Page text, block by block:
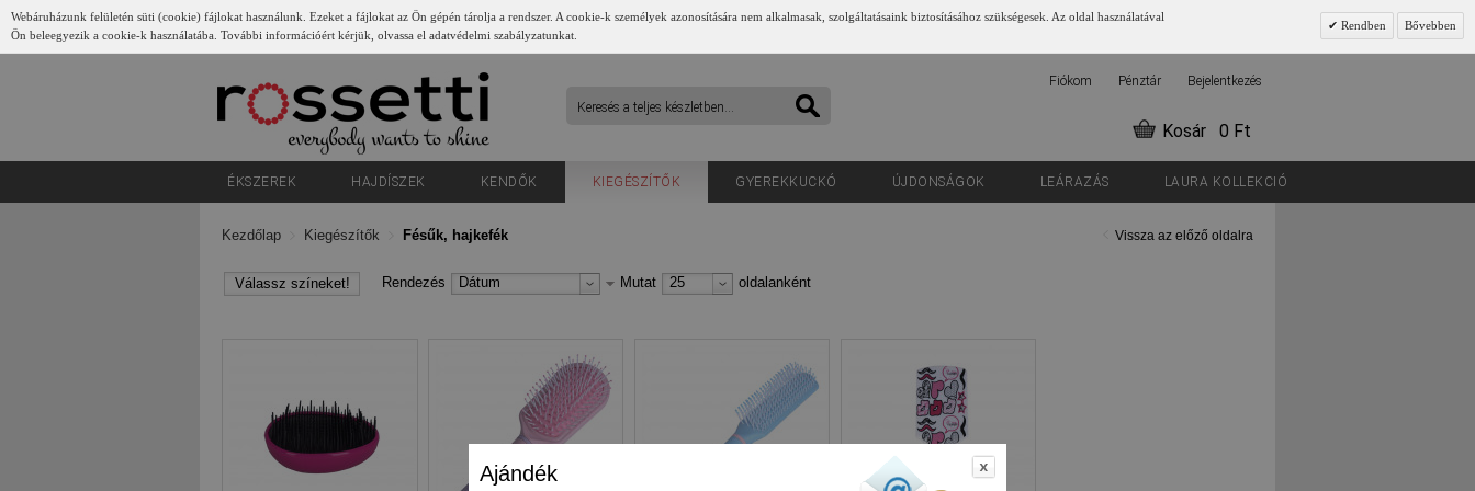
Webáruházunk felületén süti (cookie) fájlokat használunk. Ezeket a fájlokat az Ön gépén tárolja a rendszer. A cookie-k személyek azonosítására nem alkalmasak, szolgáltatásaink biztosításához szükségesek. Az oldal használatával
Ön beleegyezik a cookie-k használatába. További információért kérjük, olvassa el adatvédelmi szabályzatunkat.
Rendben Bővebben
Gyerünk
Kosár 0 Ft
Fiókom Pénztár Bejelentkezés
ÉKSZEREK HAJDÍSZEK KENDŐK KIEGÉSZÍTŐK GYEREKKUCKÓ ÚJDONSÁGOK LEÁRAZÁS LAURA KOLLEKCIÓ
Kezdőlap Kiegészítők Fésűk, hajkefék Vissza az előző oldalra
Válassz színeket! Rendezés Dátum Mutat 25 oldalanként
Ajándék